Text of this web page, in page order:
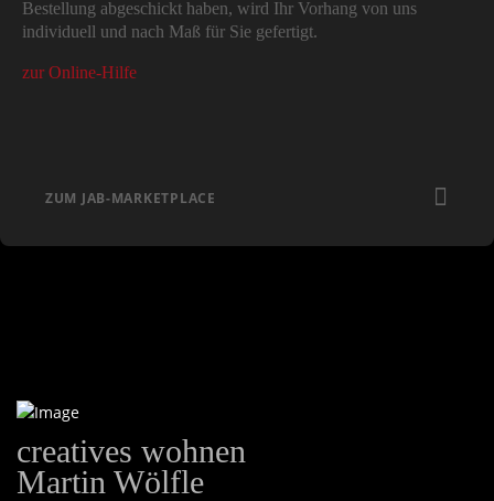
Bestellung abgeschickt haben, wird Ihr Vorhang von uns
individuell und nach Maß für Sie gefertigt.
zur Online-Hilfe
ZUM JAB-MARKETPLACE
creatives wohnen
Martin Wölfle